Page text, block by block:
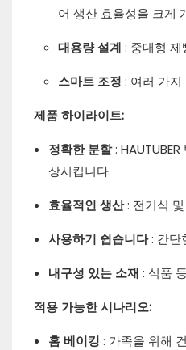
어 생산 효율성을 크게
대용량 설계 : 중대형
스마트 조정 : 여러 가
제품 하이라이트:
정확한 분할:
상시킵니다.
효율적인 생산: 전기식
사용하기 쉽습니다: 간단
내구성 있는 소재 : 식품
적용 가능한 시나리오:
홈 베이킹 : 가족을 위해